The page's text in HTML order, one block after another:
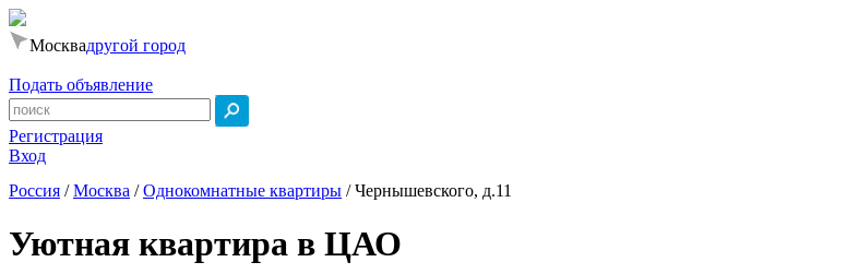
Москвадругой город
Подать объявление
Регистрация
Вход
Россия /Москва /Однокомнатные квартиры /Чернышевского, д.11
Уютная квартира в ЦАО